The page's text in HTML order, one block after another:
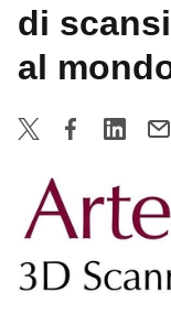
di
al